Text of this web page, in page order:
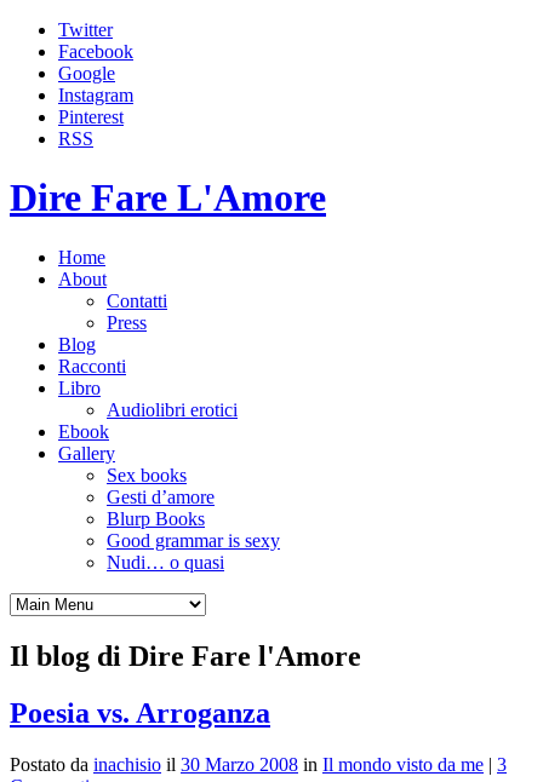
Twitter
Facebook
Google
Instagram
Pinterest
RSS
Dire Fare L'Amore
Home
About
Contatti
Press
Blog
Racconti
Libro
Audiolibri erotici
Ebook
Gallery
Sex books
Gesti d’amore
Blurp Books
Good grammar is sexy
Nudi… o quasi
Il blog di Dire Fare l'Amore
Poesia vs. Arroganza
Postato da inachisio il 30 Marzo 2008 in Il mondo visto da me | 3